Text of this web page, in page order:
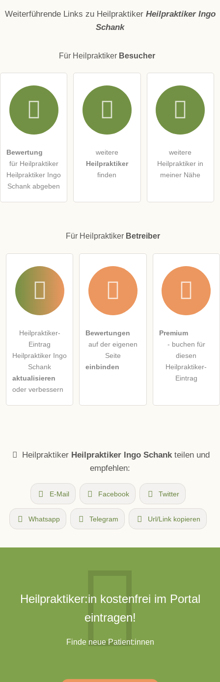
Hiermit akzeptiere ich die .
Die Datenschutzerklärunghabe ich zur Kenntnis genommen.
Hinweis:Bitte beachten Sie, öffentliche Fragen sindfür alle
Besucher sichtbar
Weiterführende Links zu Heilpraktiker Heilpraktiker Ingo
Schank
Für Heilpraktiker Besucher
Bewertung
für Heilpraktiker
Heilpraktiker Ingo
Schank abgeben
weitere
Heilpraktiker
finden
weitere
Heilpraktiker in
meiner Nähe
Für Heilpraktiker Betreiber
Heilpraktiker-
Eintrag
Heilpraktiker Ingo
Schank
aktualisieren
oder verbessern
Bewertungen
auf der eigenen
Seite
einbinden
Premium
- buchen für
diesen
Heilpraktiker-
Eintrag
Heilpraktiker Heilpraktiker Ingo Schankteilen und
empfehlen:
E-Mail Facebook Twitter
Whatsapp Telegram Url/Link kopieren
Heilpraktiker:in kostenfrei im Portal
eintragen!
Finde neue Patient:innen